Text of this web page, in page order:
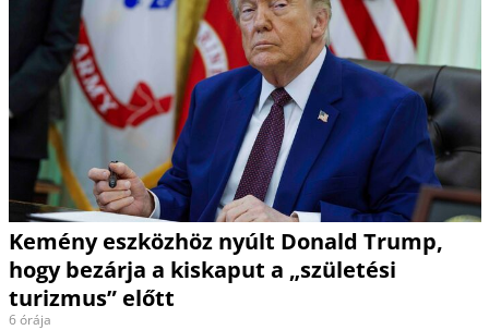
Kemény eszközhöz nyúlt Donald Trump,
hogy bezárja a kiskaput a „születési
turizmus” előtt
6 órája